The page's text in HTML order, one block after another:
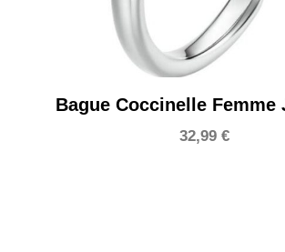
Bague Coccinelle Femme
32,99 €